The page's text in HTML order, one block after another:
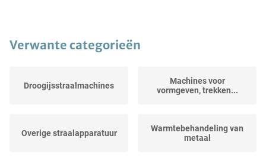
Verwante categorieën
Droogijsstraalmachines
Machines voor
vormgeven, trekken...
Overige straalapparatuur
Warmtebehandeling van
metaal